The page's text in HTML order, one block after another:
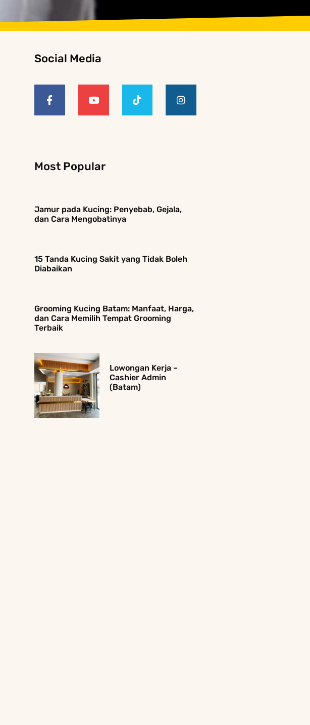
Social Media
Most Popular
Jamur pada Kucing: Penyebab, Gejala,
dan Cara Mengobatinya
15 Tanda Kucing Sakit yang Tidak Boleh
Diabaikan
Grooming Kucing Batam: Manfaat, Harga,
dan Cara Memilih Tempat Grooming
Terbaik
Lowongan Kerja –
Cashier Admin
(Batam)